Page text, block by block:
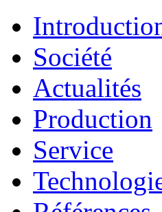
Société
Actualités
Production
Service